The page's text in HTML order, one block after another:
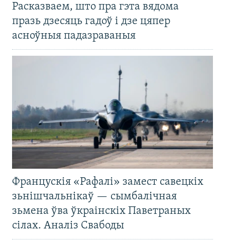
Расказваем, што пра гэта вядома
празь дзесяць гадоў і дзе цяпер
асноўныя падазраваныя
Францускія «Рафалі» замест савецкіх
зьнішчальнікаў — сымбалічная
зьмена ўва ўкраінскіх Паветраных
сілах. Аналіз Свабоды